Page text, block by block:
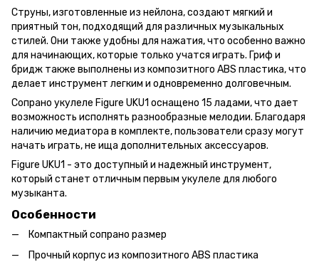
Струны, изготовленные из нейлона, создают мягкий и
приятный тон, подходящий для различных музыкальных
стилей. Они также удобны для нажатия, что особенно важно
для начинающих, которые только учатся играть. Гриф и
бридж также выполнены из композитного ABS пластика, что
делает инструмент легким и одновременно долговечным.
Сопрано укулеле Figure UKU1 оснащено 15 ладами, что дает
возможность исполнять разнообразные мелодии. Благодаря
наличию медиатора в комплекте, пользователи сразу могут
начать играть, не ища дополнительных аксессуаров.
Figure UKU1 - это доступный и надежный инструмент,
который станет отличным первым укулеле для любого
музыканта.
Особенности
Компактный сопрано размер
Прочный корпус из композитного ABS пластика